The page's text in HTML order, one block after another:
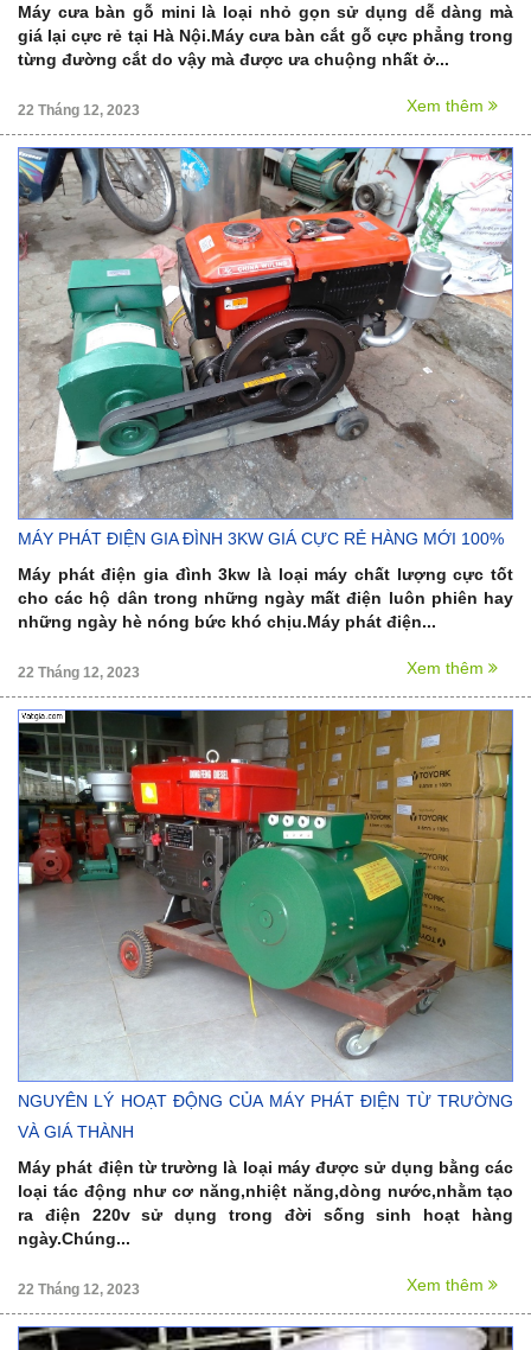
Máy cưa bàn gỗ mini là loại nhỏ gọn sử dụng dễ dàng mà
giá lại cực rẻ tại Hà Nội.Máy cưa bàn cắt gỗ cực phẳng trong
từng đường cắt do vậy mà được ưa chuộng nhất ở...
22 Tháng 12, 2023 Xem thêm
MÁY PHÁT ĐIỆN GIA ĐÌNH 3KW GIÁ CỰC RẺ HÀNG MỚI 100%
Máy phát điện gia đình 3kw là loại máy chất lượng cực tốt
cho các hộ dân trong những ngày mất điện luôn phiên hay
những ngày hè nóng bức khó chịu.Máy phát điện...
22 Tháng 12, 2023 Xem thêm
NGUYÊN LÝ HOẠT ĐỘNG CỦA MÁY PHÁT ĐIỆN TỪ TRƯỜNG
VÀ GIÁ THÀNH
Máy phát điện từ trường là loại máy được sử dụng bằng các
loại tác động như cơ năng,nhiệt năng,dòng nước,nhằm tạo
ra điện 220v sử dụng trong đời sống sinh hoạt hàng
ngày.Chúng...
22 Tháng 12, 2023 Xem thêm